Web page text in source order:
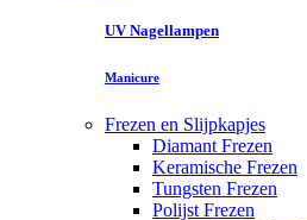
UV Nagellampen
Manicure
Frezen en Slijpkapjes
Diamant Frezen
Keramische Frezen
Tungsten Frezen
Polijst Frezen